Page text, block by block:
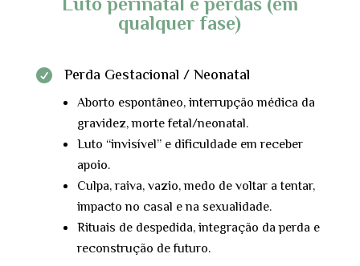
Luto perinatal e perdas (em
qualquer fase)
 Perda Gestacional / Neonatal
Aborto espontâneo, interrupção médica da
gravidez, morte fetal/neonatal.
Luto “invisível” e dificuldade em receber
apoio.
Culpa, raiva, vazio, medo de voltar a tentar,
impacto no casal e na sexualidade.
Rituais de despedida, integração da perda e
reconstrução de futuro.